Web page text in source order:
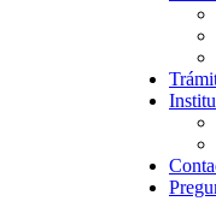
Bienvenido
Asociaciones
Egresados
Institucional
Encuesta
Preguntas frecuentes
diciembre 17, 2025
Egresado Destacado
Leave a comment
Lina Beatriz Franco
Exactas y Naturales